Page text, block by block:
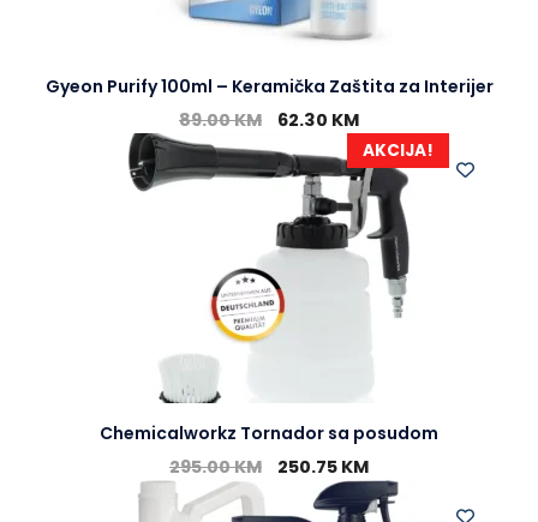
Gyeon Purify 100ml – Keramička Zaštita za Interijer
89.00KM 62.30 KM
AKCIJA!
Chemicalworkz Tornador sa posudom
295.00KM 250.75 KM